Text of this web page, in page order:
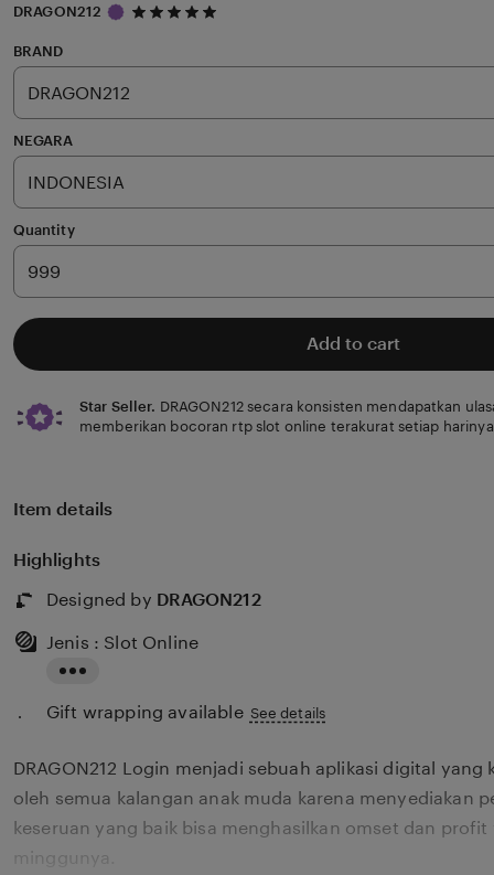
DRAGON212
5
5
BRAND
NEGARA
Quantity
Add to cart
Star Seller. DRAGON212 secara konsisten mendapatkan
memberikan bocoran rtp slot online terakurat setiap
Item details
Highlights
Designed by DRAGON212
the
description
Jenis : Slot Online
Gift wrapping available See details
DRAGON212 Login menjadi sebuah aplikasi digital
oleh semua kalangan anak muda karena menyediakan
keseruan yang baik bisa menghasilkan omset dan
minggunya.